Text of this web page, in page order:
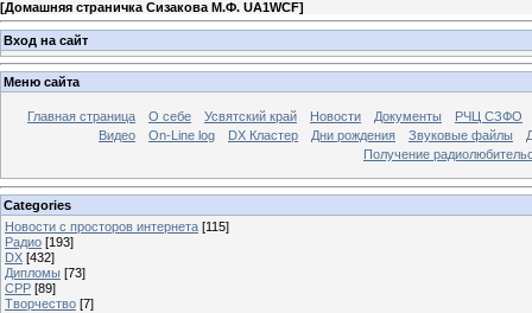
[Домашняя страничка Сизакова М.Ф. UA1WCF]
Вход на сайт
Меню сайта
Главная страница О себе Усвятский край Новости Документы
РЧЦ СЗФО
Видео
On-Line log DX Кластер Дни рождения Звуковые файлы
Получение
Categories
Новости с просторов интернета [115]
Радио [193]
DX [432]
Дипломы [73]
СРР [89]
Творчество [7]